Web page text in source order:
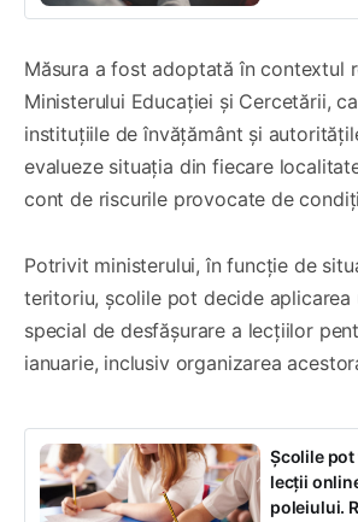
Măsura a fost adoptată în contextul
Ministerului Educației și Cercetării,
instituțiile de învățământ și
evalueze situația din fiecare
cont de riscurile provocate de
Potrivit ministerului, în funcție de
teritoriu, școlile pot decide aplicarea
special de desfășurare a lecțiilor
ianuarie, inclusiv organizarea
Școlile
lecții
poleiului.